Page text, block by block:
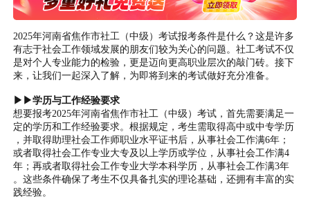
2025年河南省焦作市社工（中级）考试报考条件是什么？这是许多
有志于社会工作领域发展的朋友们较为关心的问题。社工考试不仅
是对个人专业能力的检验，更是迈向更高职业层次的敲门砖。接下
来，让我们一起深入了解，为即将到来的考试做好充分准备。
▶▶学历与工作经验要求
想要报考2025年河南省焦作市社工（中级）考试，首先需要满足一
定的学历和工作经验要求。根据规定，考生需取得高中或中专学历
，并取得助理社会工作师职业水平证书后，从事社会工作满6年；
或者取得社会工作专业大专及以上学历或学位，从事社会工作满4
年；再或者取得社会工作专业大学本科学历，从事社会工作满3年
。这些条件确保了考生不仅具备扎实的理论基础，还拥有丰富的实
践经验。